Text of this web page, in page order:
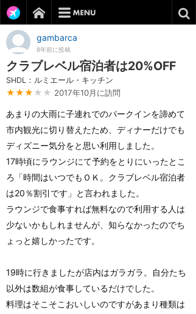
gambarca
8年前に投稿
クラブレベル宿泊者は20%OFF
SHDL：ルミエール・キッチン
★★★ ★★ 2017年10月に訪問
あまりの大雨に子連れでのパークインを諦めて
市内観光に切り替えたため、ディナーだけでも
ディズニー気分をと思い利用しました。
17時頃にラウンジにて予約をとりにいったとこ
ろ「時間はいつでもＯＫ。クラブレベル宿泊者
は20％割引です」と言われました。
ラウンジで食事すれば無料なので利用する人は
少ないかもしれませんが、知らなかったのでち
ょっと嬉しかったです。
19時に行きましたが店内はガラガラ。自分たち
以外は数組が食事しているだけでした。
料理はそこそこおいしいのですがあまり種類は